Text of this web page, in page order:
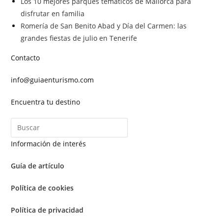
disfrutar en familia
Romería de San Benito Abad y Día del Carmen: las
grandes fiestas de julio en Tenerife
Contacto
info@guiaenturismo.com
Encuentra tu destino
Información de interés
Guía de artículo
Política de cookies
Política de privacidad